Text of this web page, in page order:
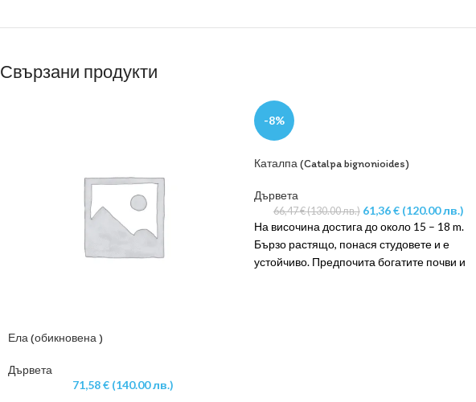
Свързани продукти
Ела (обикновена )
Дървета
71,58€ (140.00 лв.)
-8%
Каталпа (Catalpa bignonioides)
Дървета
66,47€(130.00 лв.) 61,36€ (120.00 лв.)
На височина достига до около 15 – 18 m.
Бързо растящо, понася студовете и е
устойчиво. Предпочита богатите почви и